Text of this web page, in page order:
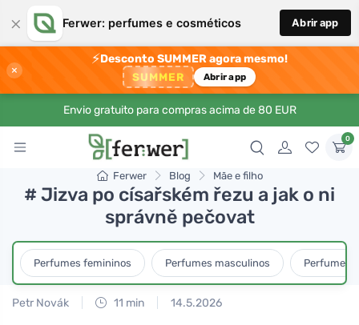
× Ferwer: perfumes e cosméticos Abrir app
×
⚡Desconto SUMMER agora mesmo!
SUMMER Abrir app
Envio gratuito para compras acima de 80 EUR
0
Ferwer Blog Mãe e filho
# Jizva po císařském řezu a jak o ni
správně pečovat
Perfumes femininos Perfumes masculinos Perfumes
Petr Novák 11 min 14.5.2026